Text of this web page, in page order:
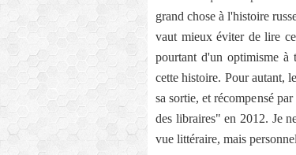
grand chose à l'histoire
vaut mieux éviter de lire
pourtant d'un optimisme à
cette histoire. Pour autant,
sa sortie, et récompensé
des libraires" en 2012. Je
vue littéraire, mais